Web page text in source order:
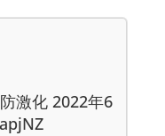
激化 2022年6